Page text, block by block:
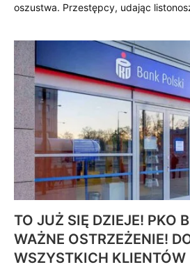
oszustwa. Przestępcy, udając
TO JUŻ SIĘ DZIEJE! PKO
WAŻNE OSTRZEŻENIE!
WSZYSTKICH KLIENTÓW